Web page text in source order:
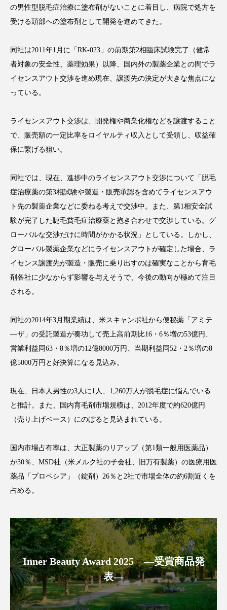
AI B2B BeautyTech ChatGPT
Gemini
アスレジャーコスメ アレルギー アロマ
インタビュー インナービューティー 冷え
ウェアラブルデバイス ウェルネス
ウェルビーイング エイジングケア
カカイオイル ガジェット キーワード
クルエルティフリー クレンジング
コグニティブヘルス コスト削減
サステナブル美容 サプライチェーン
サロン経営 サロン連略 シャネル
スカルプ クレンジング 頻度 スカルプケア
スキンケア スキンケア 習慣
スキンケアルーティン ストレス スパ
の男性型脱毛症治療に塗布剤がないことに着目し、病院で処方を
受ける頭部への塗布剤として開発を進めてきた。
同社は2011年1月に「RK-023」の前期第2相臨床試験完了（健常
者対象の安全性、薬理効果）以降、国内外の製薬企業との間でラ
イセンスアウト交渉を進め現在、譲渡先の決定が大きな焦点にな
っている。
ライセンスアウト交渉は、開発権や商業化権などを譲渡すること
で、販売額の一定比率をロイヤルティ収入として受領し、収益確
保に繋げる狙い。
同社では、現在、進捗中のライセンスアウト交渉について「脱毛
症治療薬の第3相試験や製造・販売承認を含めてライセンスアウ
ト先の製薬企業などに委ねる考えで交渉中。また、第1相安全試
験が完了した睫毛貧毛症治療薬と抱き合わせで交渉している。グ
ローバルな交渉だけに時間がかかる状況」としている。しかし、
グローバル製薬企業などにライセンスアウトが確定した場合、ラ
イセンス譲渡先が製造・販売に乗り出すのは確実なことから育毛
剤各社に少なからず影響を与えそうで、今後の動向が極めて注目
される。
同社の2014年3月期業績は、米スキャンポ社から便秘薬「アミテ
―ザ」の受託製造が奏功して売上高前期比16・6％増の53億円、
営業利益同63・8％増の12億8000万円、当期利益同52・2％増の8
億5000万円と好決算になる見込み。
現在、日本人男性の3人に1人、1,260万人が脱毛症に悩んでいる
と推計。また、国内育毛剤市場規模は、2012年度で約620億円
（売り上げベース）にのぼると見込まれている。
国内市場占有率は、大正製薬のリアップ（第1類一般用医薬品）
が30％、MSD社（米メルク社の子会社、旧万有製薬）の医療用医
薬品「プロペシア」（錠剤）26％と2社で市場全体の約6割近くを
占める。
Inner Beauty Award 2025 ―受賞商品発
表―